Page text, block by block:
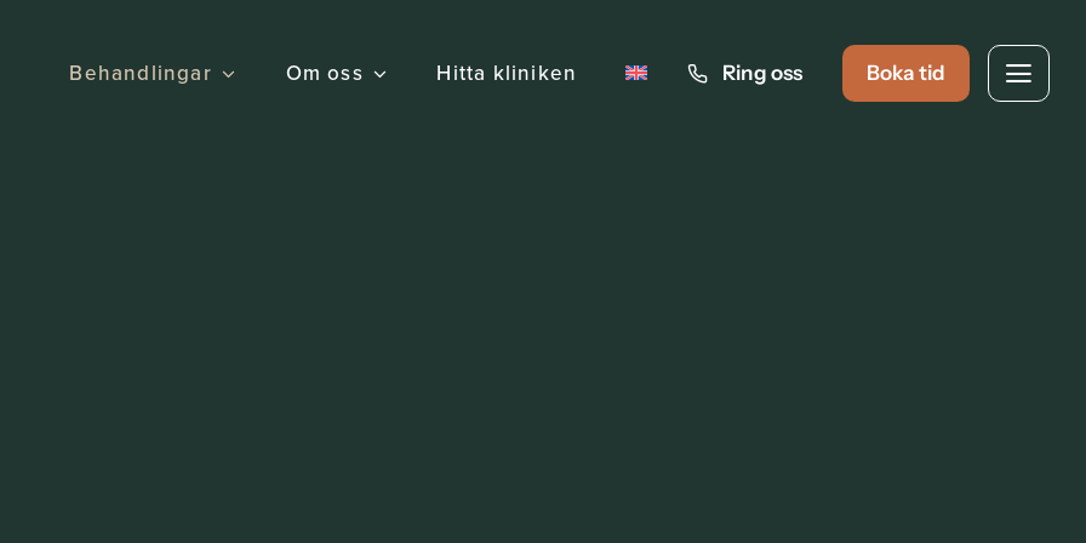
Behandlingar Om oss Hitta kliniken Ring oss Boka tid